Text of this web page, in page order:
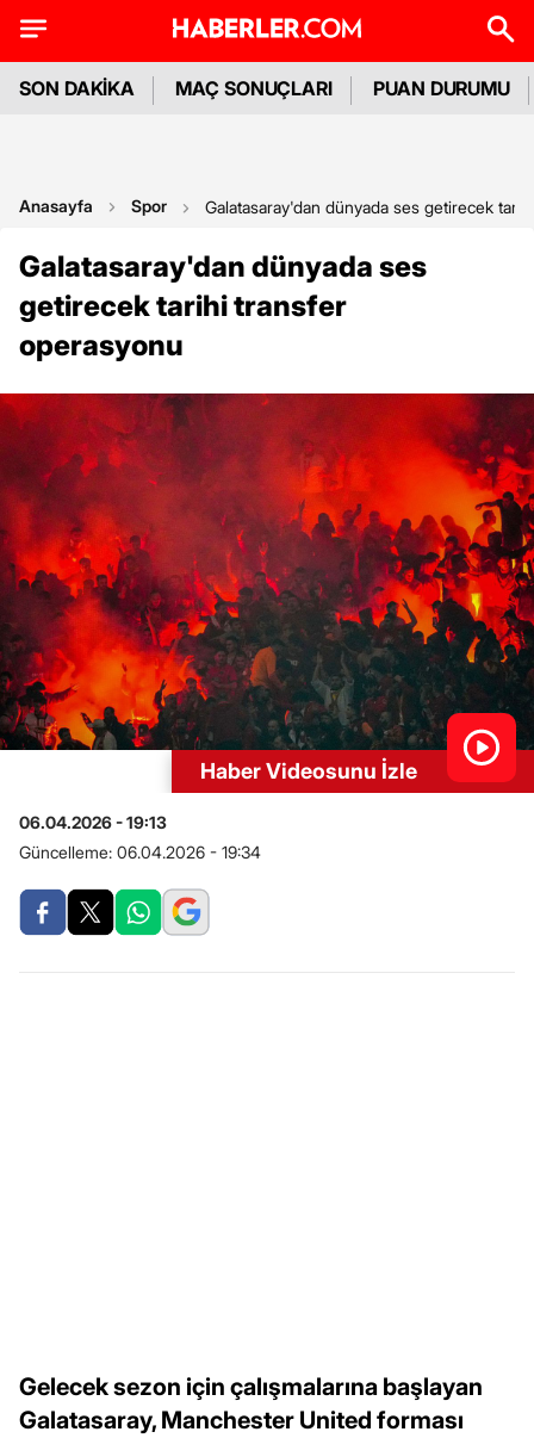
SON DAKİKA MAÇ SONUÇLARI PUAN DURUMU
Anasayfa Spor Galatasaray'dan dünyada ses getirecek
Galatasaray'dan dünyada ses
getirecek tarihi transfer
operasyonu
Haber Videosunu İzle
06.04.2026 - 19:13
Güncelleme: 06.04.2026 - 19:34
Gelecek sezon için çalışmalarına başlayan
Galatasaray, Manchester United forması